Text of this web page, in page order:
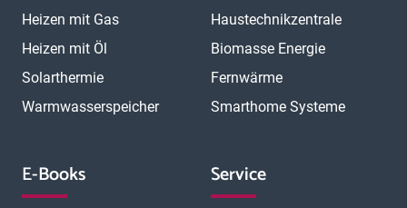
Heizen mit Gas
Heizen mit Öl
Solarthermie
Warmwasserspeicher
Haustechnikzentrale
Biomasse Energie
Fernwärme
Smarthome Systeme
E-Books Service